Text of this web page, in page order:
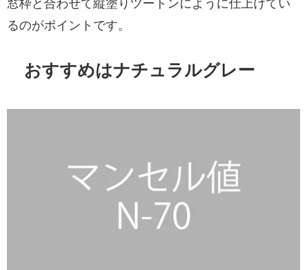
窓枠と合わせて縦塗りツートンにように仕上げてい
るのがポイントです。
おすすめはナチュラルグレー